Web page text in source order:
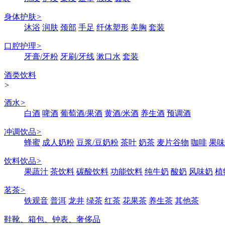
身体护肤>
沐浴 润肤 颈部 手足 纤体塑形 美胸 套装
口腔护理>
牙膏/牙粉 牙刷/牙线 漱口水 套装
酒类饮料
>
酒水>
白酒 啤酒 葡萄酒/果酒 黄酒/米酒 养生酒 预调酒
冲调饮品>
蜂蜜 成人奶粉 豆浆/豆奶粉 茶叶 奶茶 麦片谷物 咖啡 果
饮料饮品>
果蔬汁 茶饮料 碳酸饮料 功能饮料 纯牛奶 酸奶 风味奶 植
茗茶>
铁观音 普洱 龙井 绿茶 红茶 花果茶 养生茶 其他茶
鞋靴、箱包、钟表、奢侈品